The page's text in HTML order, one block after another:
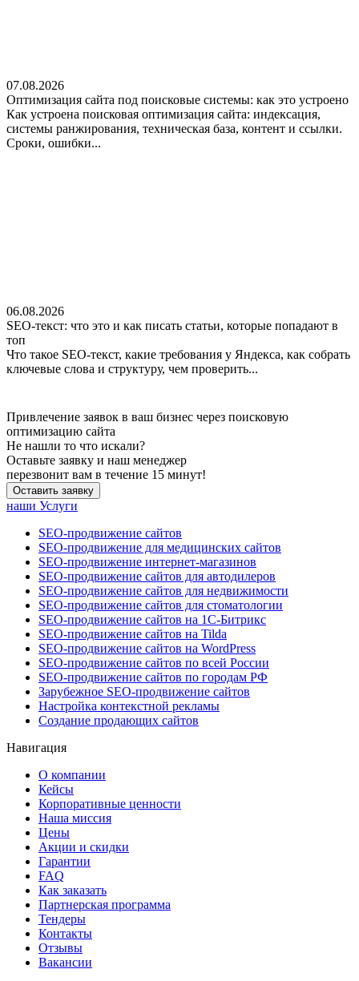
07.08.2026
Оптимизация сайта под поисковые системы: как это устроено
Как устроена поисковая оптимизация сайта: индексация,
системы ранжирования, техническая база, контент и ссылки.
Сроки, ошибки...
06.08.2026
SEO-текст: что это и как писать статьи, которые попадают в
топ
Что такое SEO-текст, какие требования у Яндекса, как собрать
ключевые слова и структуру, чем проверить...
Привлечение заявок в ваш бизнес через поисковую
оптимизацию сайта
Не нашли то что искали?
Оставьте заявку и наш менеджер
перезвонит вам в течение 15 минут!
Оставить заявку
наши Услуги
SEO-продвижение сайтов
SEO-продвижение для медицинских сайтов
SEO-продвижение интернет-магазинов
SEO-продвижение сайтов для автодилеров
SEO-продвижение сайтов для недвижимости
SEO-продвижение сайтов для стоматологии
SEO-продвижение сайтов на 1С-Битрикс
SEO-продвижение сайтов на Tilda
SEO-продвижение сайтов на WordPress
SEO-продвижение сайтов по всей России
SEO-продвижение сайтов по городам РФ
Зарубежное SEO-продвижение сайтов
Настройка контекстной рекламы
Создание продающих сайтов
Навигация
О компании
Кейсы
Корпоративные ценности
Наша миссия
Цены
Акции и скидки
Гарантии
FAQ
Как заказать
Партнерская программа
Тендеры
Контакты
Отзывы
Вакансии